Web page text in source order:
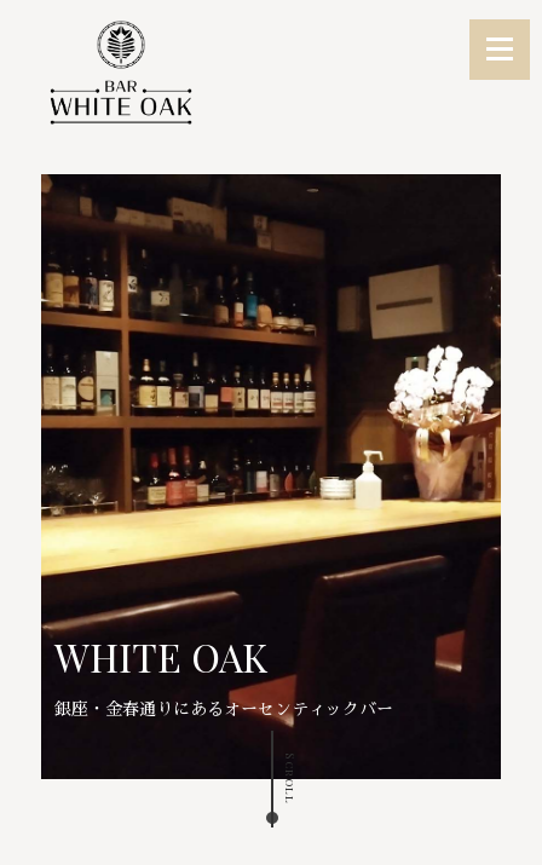
WHITE OAK
銀座・金春通りにあるオーセンティックバー
Scroll